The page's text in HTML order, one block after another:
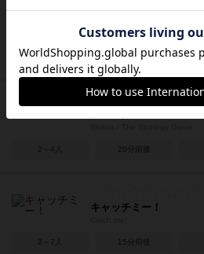
ito
2～10人 30分前後
2～4人 20分前後
キャッチミー！
2～7人 15分前後